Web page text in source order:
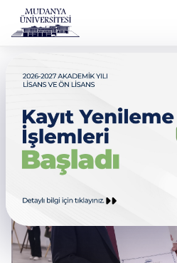
Doç. Dr.
Kaligrafi Sergisi’